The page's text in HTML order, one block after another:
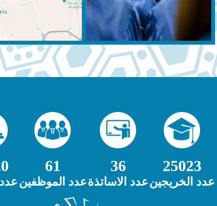
36
11220
عدد الاساتذةعدد الموظفين عدد الطلاب